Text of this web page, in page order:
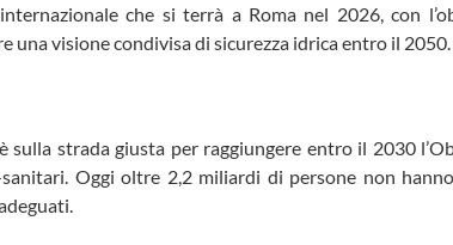
che si terrà a Roma nel 2026, con
una visione condivisa di sicurezza idrica entro il 2050.
sulla strada giusta per raggiungere entro il 2030
Oggi oltre 2,2 miliardi di persone non